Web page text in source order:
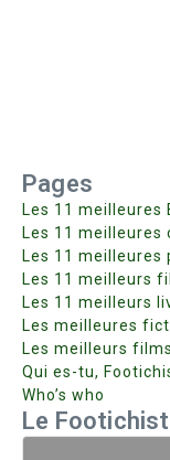
Pages
Les 11 meilleures
Les 11 meilleures
Les 11 meilleures
Les 11 meilleurs
Les 11 meilleurs
Les meilleures
Les meilleurs
Qui es-tu,
Who’s who
Le